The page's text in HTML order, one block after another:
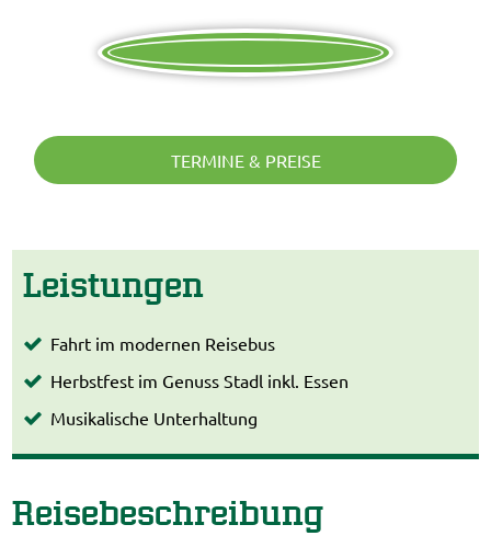
Reisebeschreibung
TERMINE & PREISE
Leistungen
Fahrt im modernen Reisebus
Herbstfest im Genuss Stadl inkl. Essen
Musikalische Unterhaltung